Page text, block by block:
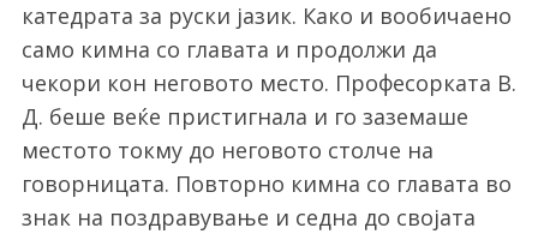
катедрата за руски јазик. Како и вообичаено
само кимна со главата и продолжи да
чекори кон неговото место. Професорката В.
Д. беше веќе пристигнала и го заземаше
местото токму до неговото столче на
говорницата. Повторно кимна со главата во
знак на поздравување и седна до својата